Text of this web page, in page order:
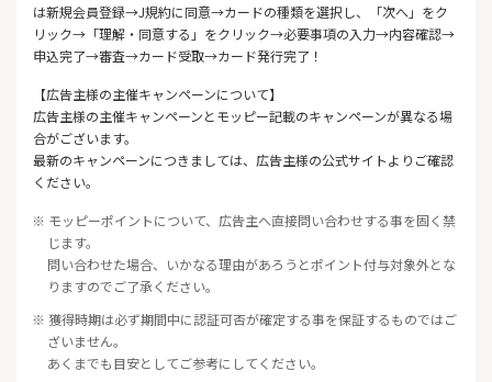
は新規会員登録→J規約に同意→カードの種類を選択し、「次へ」をク
リック→「理解・同意する」をクリック→必要事項の入力→内容確認→
申込完了→審査→カード受取→カード発行完了！
【広告主様の主催キャンペーンについて】
広告主様の主催キャンペーンとモッピー記載のキャンペーンが異なる場
合がございます。
最新のキャンペーンにつきましては、広告主様の公式サイトよりご確認
ください。
※ モッピーポイントについて、広告主へ直接問い合わせする事を固く禁
じます。
問い合わせた場合、いかなる理由があろうとポイント付与対象外とな
りますのでご了承ください。
※ 獲得時期は必ず期間中に認証可否が確定する事を保証するものではご
ざいません。
あくまでも目安としてご参考にしてください。